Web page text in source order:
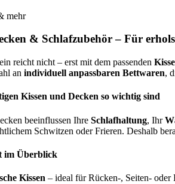
mehr
& Schlafzubehör – Für
reicht nicht – erst mit dem passenden
an individuell anpassbaren Bettwaren,
Kissen und Decken so wichtig sind
beeinflussen Ihre Schlafhaltung, Ihr
Schwitzen oder Frieren. Deshalb
im Überblick
Kissen – ideal für Rücken-, Seiten- oder